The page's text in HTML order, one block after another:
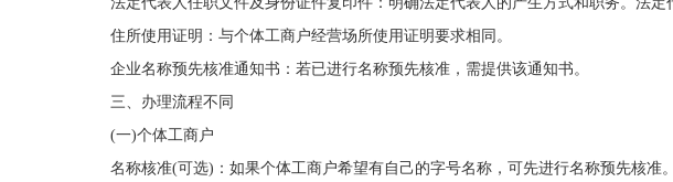
住所使用证明：与个体工商户经营场所使用证明要求相同。
企业名称预先核准通知书：若已进行名称预先核准，需提供该通知书。
三、办理流程不同
(一)个体工商户
名称核准(可选)：如果个体工商户希望有自己的字号名称，可先进行名称预先核准